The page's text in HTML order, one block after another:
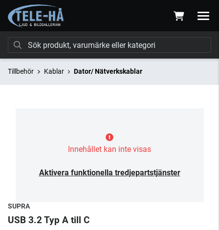
Tillbehör Kablar Dator/ Nätverkskablar
Innehållet kan inte visas
Aktivera funktionella tredjepartstjänster
SUPRA
USB 3.2 Typ A till C